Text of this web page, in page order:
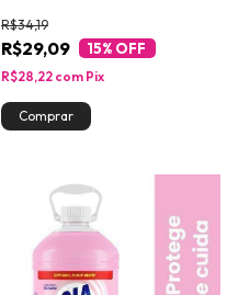
R$29,09
R$34,19
15% OFF
R$28,22 com Pix